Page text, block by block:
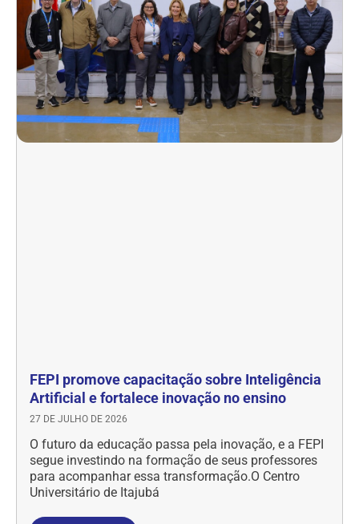
FEPI promove capacitação sobre Inteligência
Artificial e fortalece inovação no ensino
27 DE JULHO DE 2026
O futuro da educação passa pela inovação, e a FEPI
segue investindo na formação de seus professores
para acompanhar essa transformação.O Centro
Universitário de Itajubá